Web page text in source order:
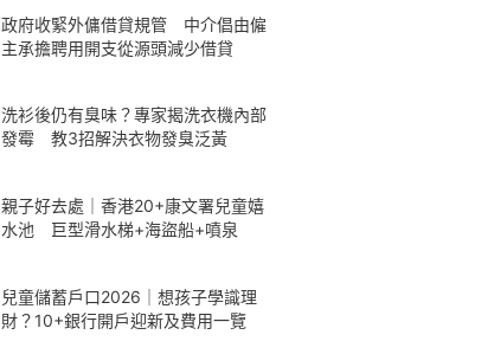
政府收緊外傭借貸規管 中介倡由僱
主承擔聘用開支從源頭減少借貸
洗衫後仍有臭味？專家揭洗衣機內部
發霉 教3招解決衣物發臭泛黃
親子好去處｜香港20+康文署兒童嬉
水池 巨型滑水梯+海盜船+噴泉
兒童儲蓄戶口2026｜想孩子學識理
財？10+銀行開戶迎新及費用一覽